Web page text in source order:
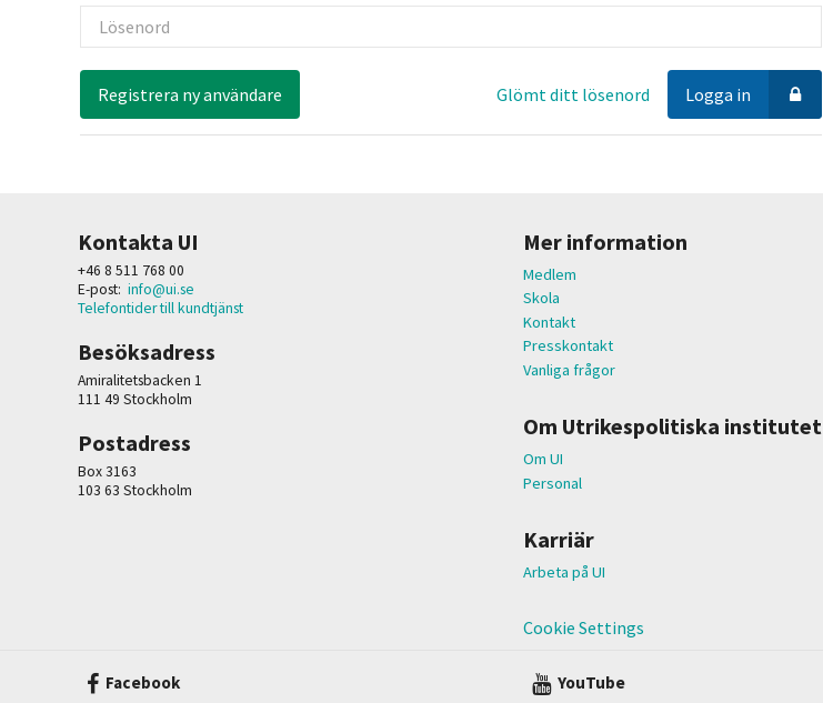
Lösenord
Logga in
Glömt ditt lösenord
Registrera ny användare
Kontakta UI
+46 8 511 768 00
E-post: info@ui.se
Telefontider till kundtjänst
Besöksadress
Amiralitetsbacken 1
111 49 Stockholm
Postadress
Box 3163
103 63 Stockholm
Mer information
Medlem
Skola
Kontakt
Presskontakt
Vanliga frågor
Om Utrikespolitiska institutet
Om UI
Personal
Karriär
Arbeta på UI
Cookie Settings
Facebook YouTube